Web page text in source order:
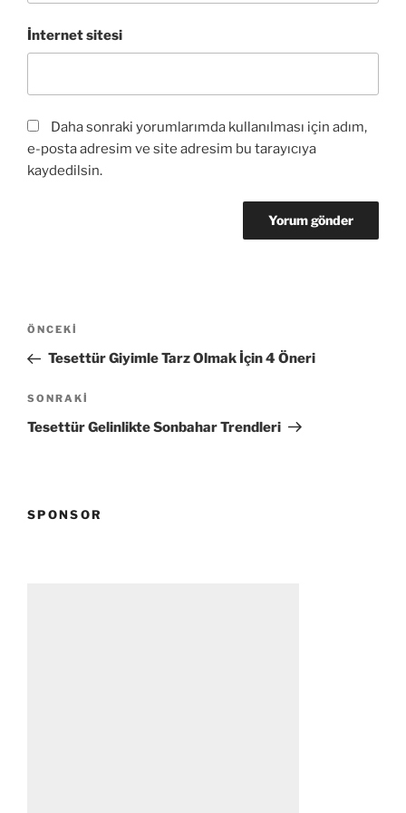
İnternet sitesi
Daha sonraki yorumlarımda kullanılması için adım,
e-posta adresim ve site adresim bu tarayıcıya
kaydedilsin.
Yazı
Önceki
Yazı
ÖNCEKI
Tesettür Giyimle Tarz Olmak İçin 4 Öneri
Sonraki
Yazı
SONRAKI
Tesettür Gelinlikte Sonbahar Trendleri
SPONSOR